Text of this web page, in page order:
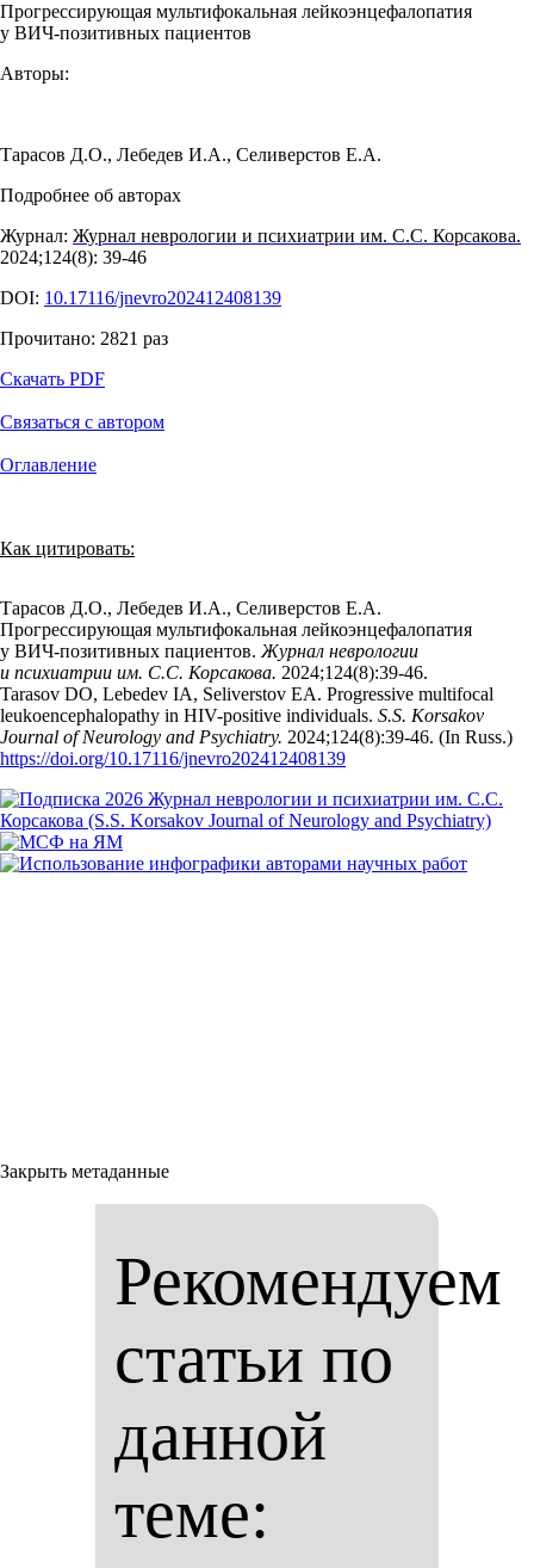
Прогрессирующая мультифокальная лейкоэнцефалопатия
у ВИЧ-позитивных пациентов
Авторы:
Тарасов Д.О., Лебедев И.А., Селиверстов Е.А.
Подробнее об авторах
Журнал: Журнал неврологии и психиатрии им. С.С. Корсакова.
2024;124(8): 39‑46
DOI: 10.17116/jnevro202412408139
Прочитано: 2821 раз
Скачать PDF
Связаться с автором
Оглавление
Как цитировать:
Тарасов Д.О., Лебедев И.А., Селиверстов Е.А.
Прогрессирующая мультифокальная лейкоэнцефалопатия
у ВИЧ-позитивных пациентов. Журнал неврологии
и психиатрии им. С.С. Корсакова. 2024;124(8):39‑46.
Tarasov DO, Lebedev IA, Seliverstov EA. Progressive multifocal
leukoencephalopathy in HIV-positive individuals. S.S. Korsakov
Journal of Neurology and Psychiatry. 2024;124(8):39‑46. (In Russ.)
https://doi.org/10.17116/jnevro202412408139
Закрыть метаданные
Рекомендуем
статьи по
данной
теме: